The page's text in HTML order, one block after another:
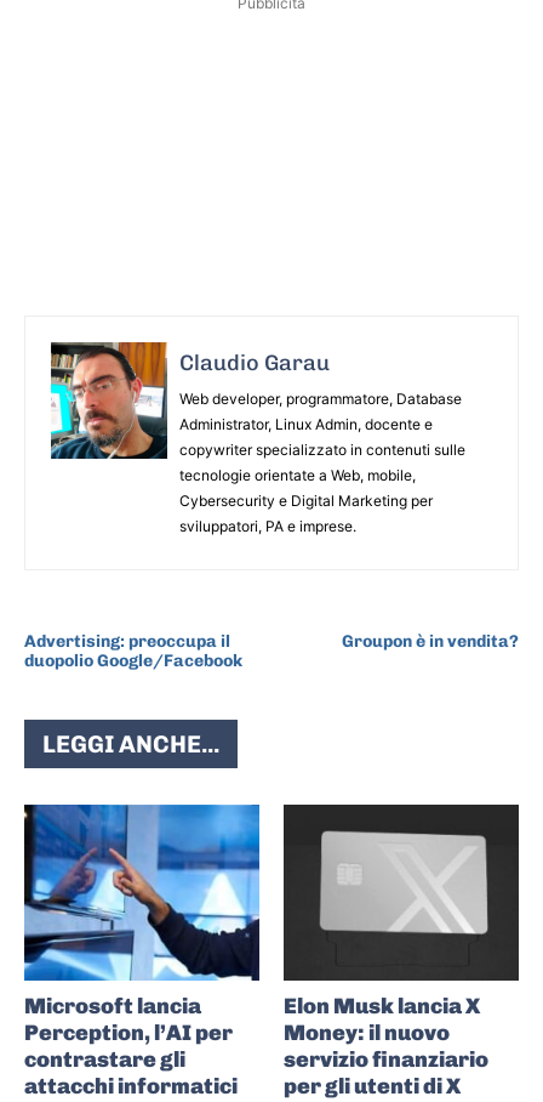
Claudio Garau
Web developer, programmatore, Database
Administrator, Linux Admin, docente e
copywriter specializzato in contenuti sulle
tecnologie orientate a Web, mobile,
Cybersecurity e Digital Marketing per
sviluppatori, PA e imprese.
Advertising: preoccupa il
duopolio Google/Facebook
Groupon è in vendita?
LEGGI ANCHE...
Microsoft lancia
Perception, l’AI per
contrastare gli
attacchi informatici
Elon Musk lancia X
Money: il nuovo
servizio finanziario
per gli utenti di X